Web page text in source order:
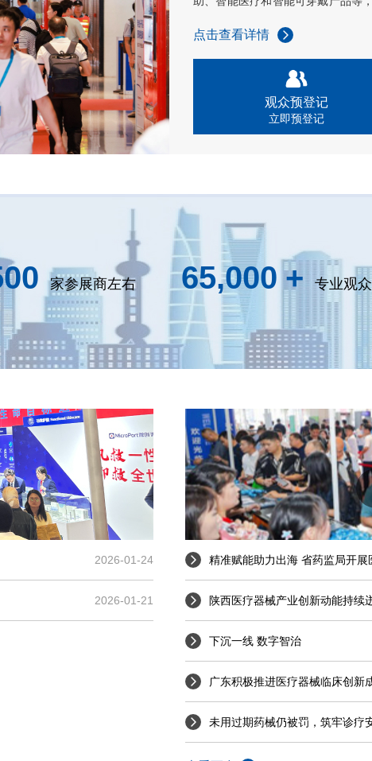
点击查看详情
观众预登记
立即预登记
家参展商左右 65,000 + 专业观
2026-01-24
2026-01-21
精准赋能助力出海 省药监局开展
陕西医疗器械产业创新动能持续
下沉一线 数字智治
广东积极推进医疗器械临床创新
未用过期药械仍被罚，筑牢诊疗